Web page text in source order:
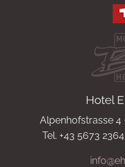
Hotel
Alpenhofstrasse
Tel. +43 5673